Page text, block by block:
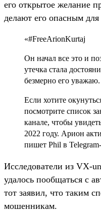
его открытое желание
делают его опасным
«#FreeArionKurtaj
Он начал все это и
утечка стала
безмерно его
Если хотите
посмотрите список
канале, чтобы
2022 году. Арион
пишет Phil в
Исследователи из VX-
удалось пообщаться с
тот заявил, что таким
мошенникам.